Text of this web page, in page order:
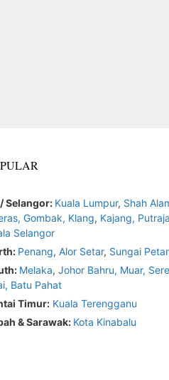
Selangor: Kuala Lumpur, Shah
Gombak, Klang, Kajang,
Selangor
Penang,Alor Setar, Sungai
Melaka,Johor Bahru, Muar,
Batu Pahat
Timur: Kuala Terengganu
& Sarawak: Kota Kinabalu